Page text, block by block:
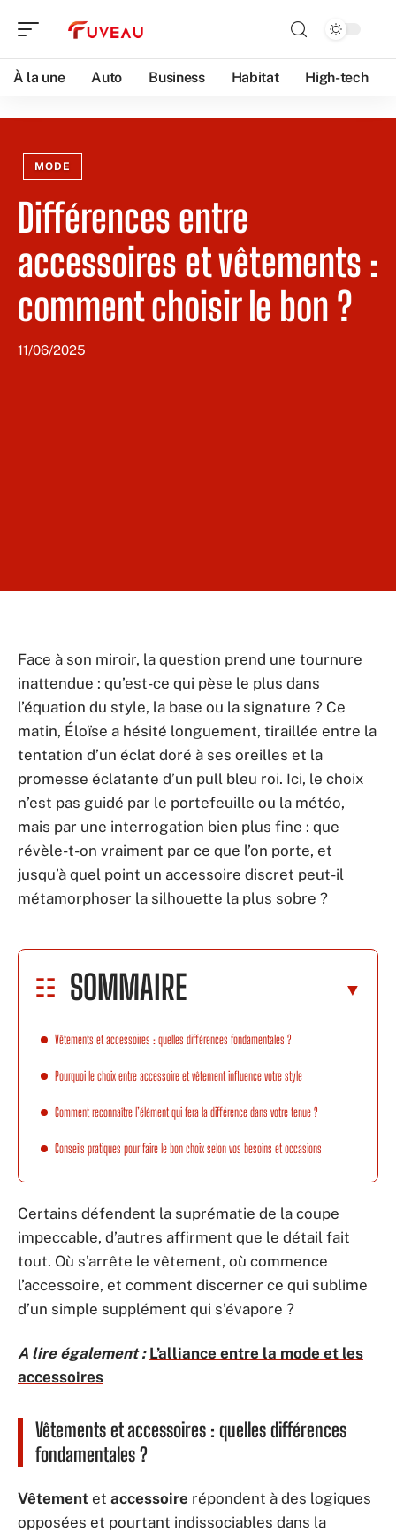
À la une Auto Business Habitat High-tech
MODE
Différences entre
accessoires et vêtements :
comment choisir le bon ?
11/06/2025
Face à son miroir, la question prend une tournure
inattendue : qu’est-ce qui pèse le plus dans
l’équation du style, la base ou la signature ? Ce
matin, Éloïse a hésité longuement, tiraillée entre la
tentation d’un éclat doré à ses oreilles et la
promesse éclatante d’un pull bleu roi. Ici, le choix
n’est pas guidé par le portefeuille ou la météo,
mais par une interrogation bien plus fine : que
révèle-t-on vraiment par ce que l’on porte, et
jusqu’à quel point un accessoire discret peut-il
métamorphoser la silhouette la plus sobre ?
SOMMAIRE
Vêtements et accessoires : quelles différences fondamentales ?
Pourquoi le choix entre accessoire et vêtement influence votre style
Comment reconnaître l’élément qui fera la différence dans votre tenue ?
Conseils pratiques pour faire le bon choix selon vos besoins et occasions
Certains défendent la suprématie de la coupe
impeccable, d’autres affirment que le détail fait
tout. Où s’arrête le vêtement, où commence
l’accessoire, et comment discerner ce qui sublime
d’un simple supplément qui s’évapore ?
A lire également : L’alliance entre la mode et les
accessoires
Vêtements et accessoires : quelles différences
fondamentales ?
Vêtement et accessoire répondent à des logiques
opposées et pourtant indissociables dans la